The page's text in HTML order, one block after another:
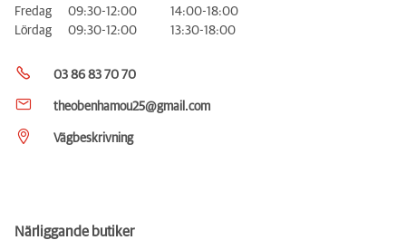
Fredag
09:30-12:00
14:00-18:00
Lördag
09:30-12:00 13:30-18:00
03 86 83 70 70
theobenhamou25@gmail.com
Vägbeskrivning
Närliggande butiker